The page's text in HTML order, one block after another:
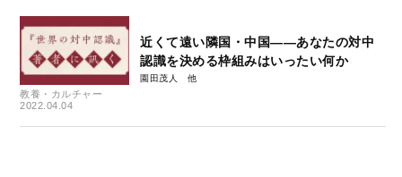
教養・カルチャー
2022.04.04
近くて遠い隣国・中国——あなたの対中
認識を決める枠組みはいったい何か
園田茂人